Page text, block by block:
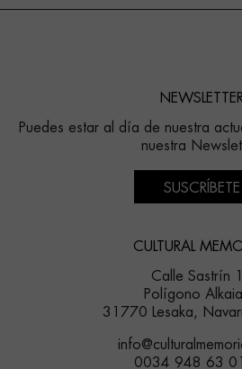
Puedes estar al día de nuestra
nuestra
SUSCRÍBETE
CULTURAL
Calle Sastrín
Polígono
31770 Lesaka,
0034 948 63